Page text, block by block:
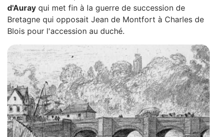
d'Auray qui met fin à la guerre de succession de
Bretagne qui opposait Jean de Montfort à Charles de
Blois pour l'accession au duché.